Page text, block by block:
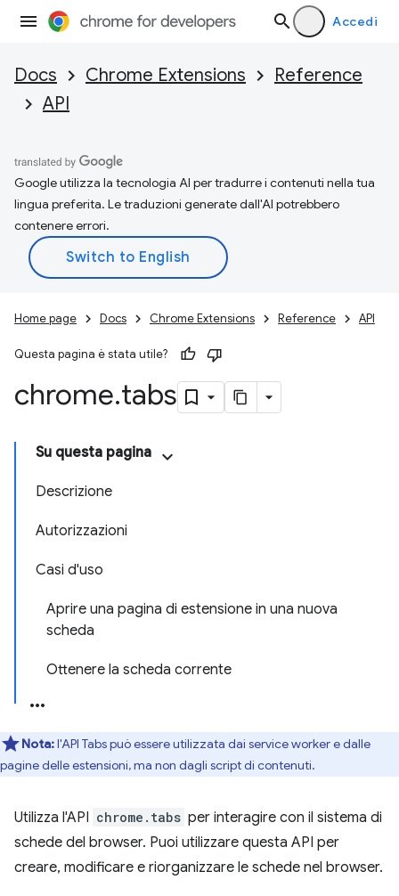
Accedi
Docs Chrome Extensions
Reference
API
Google utilizza la tecnologia AI per tradurre i contenuti nella tua
lingua preferita. Le traduzioni generate dall'AI potrebbero
contenere errori.
Home page Docs Chrome Extensions Reference API
Questa pagina è stata utile?
chrome.tabs
Su questa pagina
Descrizione
Autorizzazioni
Casi d'uso
Aprire una pagina di estensione in una nuova
scheda
Ottenere la scheda corrente
Nota:l'API Tabs può essere utilizzata dai service worker e dalle
pagine delle estensioni, ma non dagli script di contenuti.
Utilizza l'API chrome.tabs per interagire con il sistema di
schede del browser. Puoi utilizzare questa API per
creare, modificare e riorganizzare le schede nel browser.